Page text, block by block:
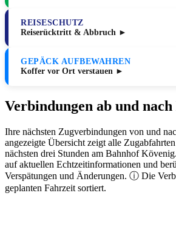
REISESCHUTZ
Reiserücktritt & Abbruch ►
GEPÄCK AUFBEWAHREN
Koffer vor Ort verstauen ►
Verbindungen ab und
Ihre nächsten Zugverbindungen von und
angezeigte Übersicht zeigt alle
nächsten drei Stunden am Bahnhof
auf aktuellen Echtzeitinformationen und
Verspätungen und Änderungen. ⓘ Die
geplanten Fahrzeit sortiert.